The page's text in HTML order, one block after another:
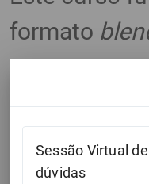
formato
(2ª terça-feira de cada
feriados ou outros
Sessão Virtual
dúvidas